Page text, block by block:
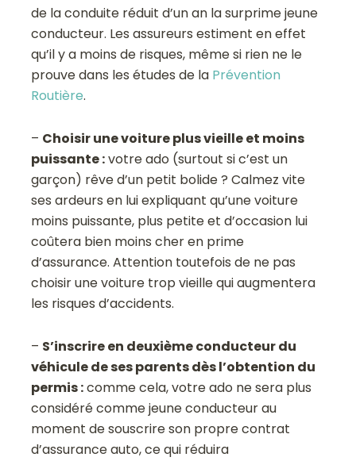
de la conduite réduit d’un an la surprime jeune
conducteur. Les assureurs estiment en effet
qu’il y a moins de risques, même si rien ne le
prouve dans les études de la Prévention
Routière.
– Choisir une voiture plus vieille et moins
puissante :votre ado (surtout si c’est un
garçon) rêve d’un petit bolide ? Calmez vite
ses ardeurs en lui expliquant qu’une voiture
moins puissante, plus petite et d’occasion lui
coûtera bien moins cher en prime
d’assurance. Attention toutefois de ne pas
choisir une voiture trop vieille qui augmentera
les risques d’accidents.
– S’inscrire en deuxième conducteur du
véhicule de ses parents dès l’obtention du
permis :comme cela, votre ado ne sera plus
considéré comme jeune conducteur au
moment de souscrire son propre contrat
d’assurance auto, ce qui réduira